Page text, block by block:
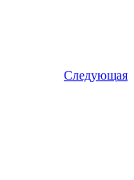
Следующая